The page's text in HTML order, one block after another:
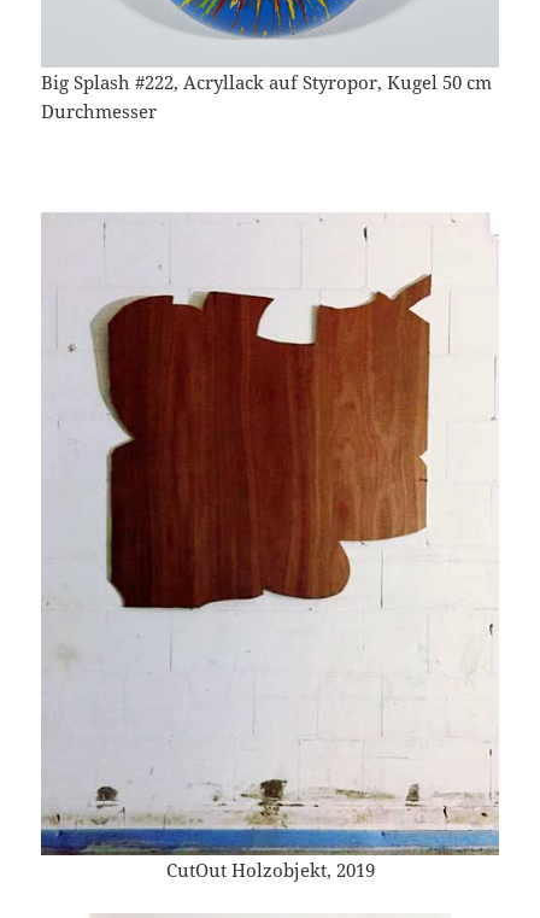
Big Splash #222, Acryllack auf Styropor, Kugel 50 cm
Durchmesser
CutOut Holzobjekt, 2019